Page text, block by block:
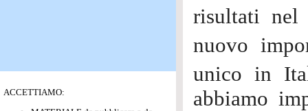
ACCETTIAMO:
risultati nel
nuovo
unico in
abbiamo